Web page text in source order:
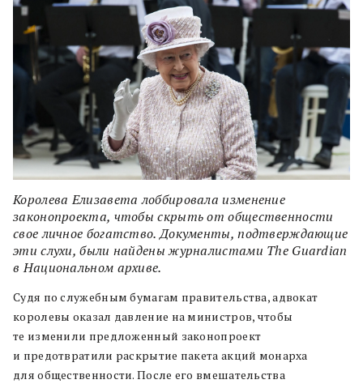
Королева Елизавета лоббировала изменение
законопроекта, чтобы скрыть от общественности
свое личное богатство. Документы, подтверждающие
эти слухи, были найдены журналистами The Guardian
в Национальном архиве.
Судя по служебным бумагам правительства, адвокат
королевы оказал давление на министров, чтобы
те изменили предложенный законопроект
и предотвратили раскрытие пакета акций монарха
для общественности. После его вмешательства